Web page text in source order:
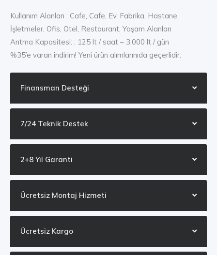
Kullanım Alanları : Cafe, Cafe, Ev, Fabrika, Hastane,
İşletmeler, Ofis, Otel, Restaurant, Yaşam Alanları
Arıtma Kapasitesi: : 125 lt / saat – 3.000 lt / gün
%35’e varan indirim! Yeni ürün alımlarınıda geçerlidir.
Finansman Desteği
7/24 Teknik Destek
2+8 Yıl Garanti
Ücretsiz Montaj Hizmeti
Ücretsiz Kargo